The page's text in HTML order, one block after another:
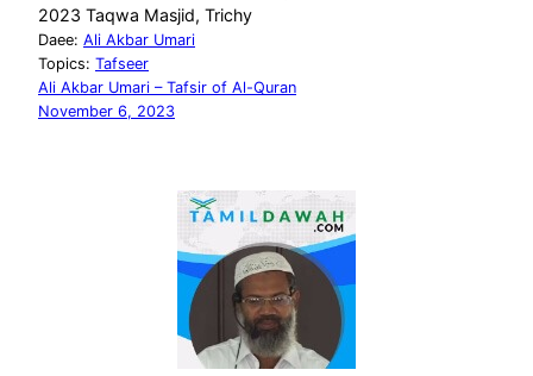
2023 Taqwa Masjid, Trichy
Daee: Ali Akbar Umari
Topics: Tafseer
Ali Akbar Umari – Tafsir of Al-Quran
November 6, 2023